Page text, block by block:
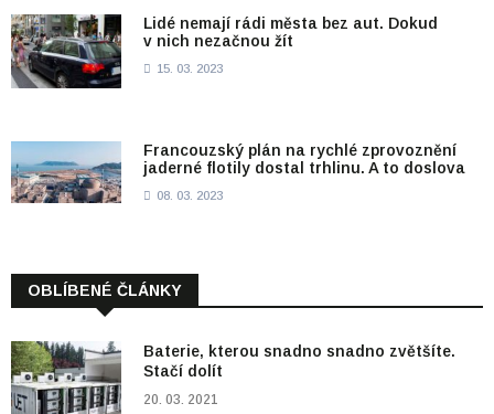
Lidé nemají rádi města bez aut. Dokud
v nich nezačnou žít
15. 03. 2023
Francouzský plán na rychlé zprovoznění
jaderné flotily dostal trhlinu. A to doslova
08. 03. 2023
OBLÍBENÉ ČLÁNKY
Baterie, kterou snadno snadno zvětšíte.
Stačí dolít
20. 03. 2021